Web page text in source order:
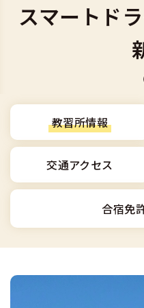
中型車
大型車
けん引
教習所検索
格安シーズン料金
出発地別おすすめ校
こだわり、テーマから探
360度パノラマ教習所
教育訓練給付金制度
合宿免許とは
安心・お得・早い・充実
合宿免許選びのアドバイ
合宿免許の入校までの流れ
合宿免許での免許取得の
合宿免許一日の過ごし方
合宿免許に役立
合宿免許で最短合格する
高校生は運転免許を取れ
免許取消・失効による再
冬・雪国の合宿免許は大
みんなが選んだ合宿免許
合宿免許ナビに
会社概要
会社沿革・歴史
個人情報の取扱い
運転者適性診断
スマートド
教習所情報
交通アクセス
合宿免
普通車